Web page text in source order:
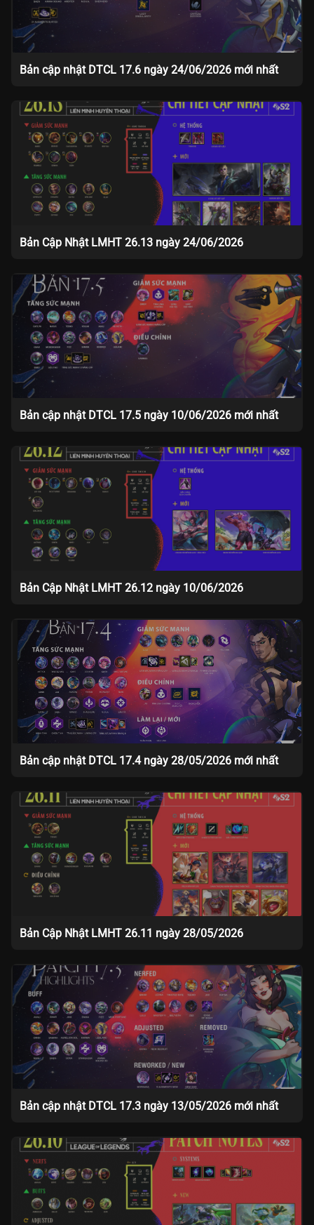
Bản cập nhật DTCL 17.6 ngày 24/06/2026 mới nhất
Bản Cập Nhật LMHT 26.13 ngày 24/06/2026
Bản cập nhật DTCL 17.5 ngày 10/06/2026 mới nhất
Bản Cập Nhật LMHT 26.12 ngày 10/06/2026
Bản cập nhật DTCL 17.4 ngày 28/05/2026 mới nhất
Bản Cập Nhật LMHT 26.11 ngày 28/05/2026
Bản cập nhật DTCL 17.3 ngày 13/05/2026 mới nhất